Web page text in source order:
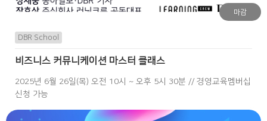
마감
DBR School
비즈니스 커뮤니케이션 마스터 클래스
2025년 6월 26일(목) 오전 10시 ~ 오후 5시 30분 // 경영교육멤버십
신청 가능